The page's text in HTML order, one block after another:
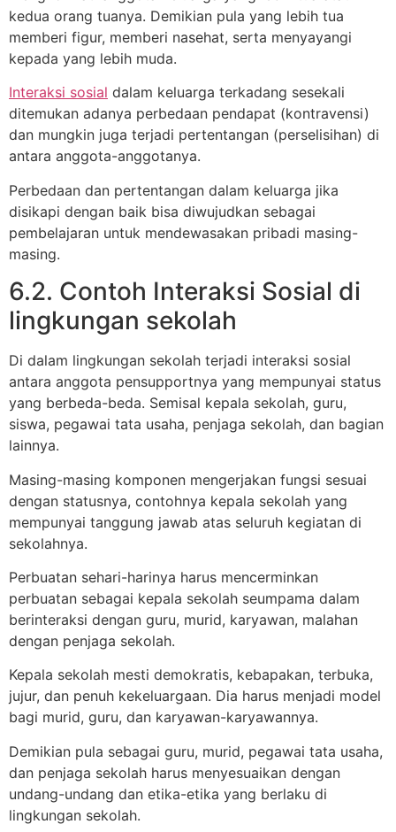
kedua orang tuanya. Demikian pula yang lebih tua
memberi figur, memberi nasehat, serta menyayangi
kepada yang lebih muda.
Interaksi sosial dalam keluarga terkadang sesekali
ditemukan adanya perbedaan pendapat (kontravensi)
dan mungkin juga terjadi pertentangan (perselisihan) di
antara anggota-anggotanya.
Perbedaan dan pertentangan dalam keluarga jika
disikapi dengan baik bisa diwujudkan sebagai
pembelajaran untuk mendewasakan pribadi masing-
masing.
6.2. Contoh Interaksi Sosial di
lingkungan sekolah
Di dalam lingkungan sekolah terjadi interaksi sosial
antara anggota pensupportnya yang mempunyai status
yang berbeda-beda. Semisal kepala sekolah, guru,
siswa, pegawai tata usaha, penjaga sekolah, dan bagian
lainnya.
Masing-masing komponen mengerjakan fungsi sesuai
dengan statusnya, contohnya kepala sekolah yang
mempunyai tanggung jawab atas seluruh kegiatan di
sekolahnya.
Perbuatan sehari-harinya harus mencerminkan
perbuatan sebagai kepala sekolah seumpama dalam
berinteraksi dengan guru, murid, karyawan, malahan
dengan penjaga sekolah.
Kepala sekolah mesti demokratis, kebapakan, terbuka,
jujur, dan penuh kekeluargaan. Dia harus menjadi model
bagi murid, guru, dan karyawan-karyawannya.
Demikian pula sebagai guru, murid, pegawai tata usaha,
dan penjaga sekolah harus menyesuaikan dengan
undang-undang dan etika-etika yang berlaku di
lingkungan sekolah.